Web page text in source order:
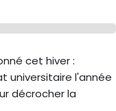
cet hiver :
universitaire l'année
décrocher la